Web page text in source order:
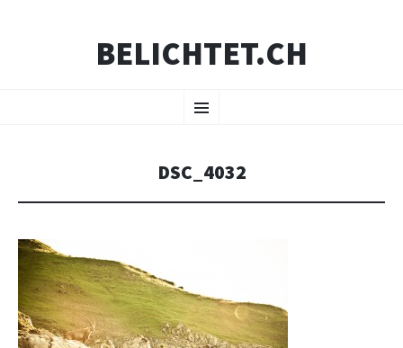
BELICHTET.CH
Menü
INHALT
DSC_4032